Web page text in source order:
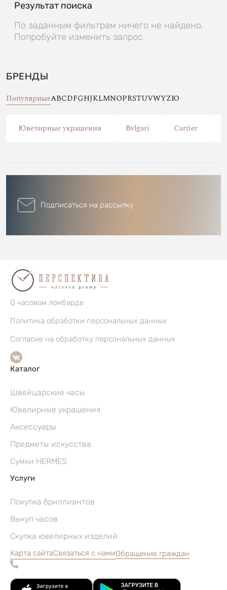
Результат поиска
По заданным фильтрам ничего не найдено.
Попробуйте изменить запрос
БРЕНДЫ
ПопулярныеABCDFGHJKLMNOPRSTUVWYZЮ
Ювелирные украшения Bvlgari Cartier
Подписаться на рассылку
О часовом ломбарде
Политика обработки персональных данных
Согласие на обработку персональных данных
Каталог
Швейцарские часы
Ювелирные украшения
Аксессуары
Предметы искусства
Сумки HERMES
Услуги
Покупка бриллиантов
Выкуп часов
Скупка ювелирных изделий
Карта сайтаСвязаться с намиОбращение граждан